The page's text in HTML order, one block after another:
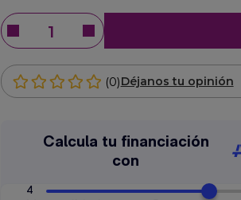
(0)Déjanos tu opinión